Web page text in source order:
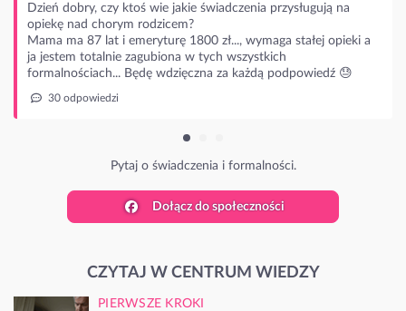
na
opieki a
😓
Dołącz do społeczności
CZYTAJ W CENTRUM WIEDZY
PIERWSZE KROKI